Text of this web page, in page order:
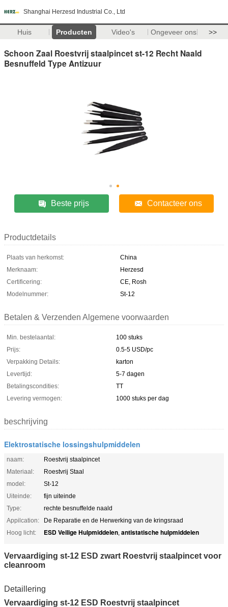
Shanghai Herzesd Industrial Co., Ltd
Huis Producten Video's Ongeveer ons >>
Schoon Zaal Roestvrij staalpincet st-12 Recht Naald
Besnuffeld Type Antizuur
Beste prijs Contacteer ons
Productdetails
Plaats van herkomst:
China
Merknaam:
Herzesd
Certificering:
CE, Rosh
Modelnummer:
St-12
Betalen & Verzenden Algemene voorwaarden
Min. bestelaantal:
100 stuks
Prijs:
0.5-5 USD/pc
Verpakking Details:
karton
Levertijd:
5-7 dagen
Betalingscondities:
TT
Levering vermogen:
1000 stuks per dag
beschrijving
Elektrostatische lossingshulpmiddelen
naam:
Roestvrij staalpincet
Materiaal:
Roestvrij Staal
model:
St-12
Uiteinde:
fijn uiteinde
Type:
rechte besnuffelde naald
Appilcation:
De Reparatie en de Herwerking van de kringsraad
Hoog licht:
ESD Veilige Hulpmiddelen, antistatische hulpmiddelen
Vervaardiging st-12 ESD zwart Roestvrij staalpincet voor
cleanroom
Detaillering
Vervaardiging st-12 ESD Roestvrij staalpincet